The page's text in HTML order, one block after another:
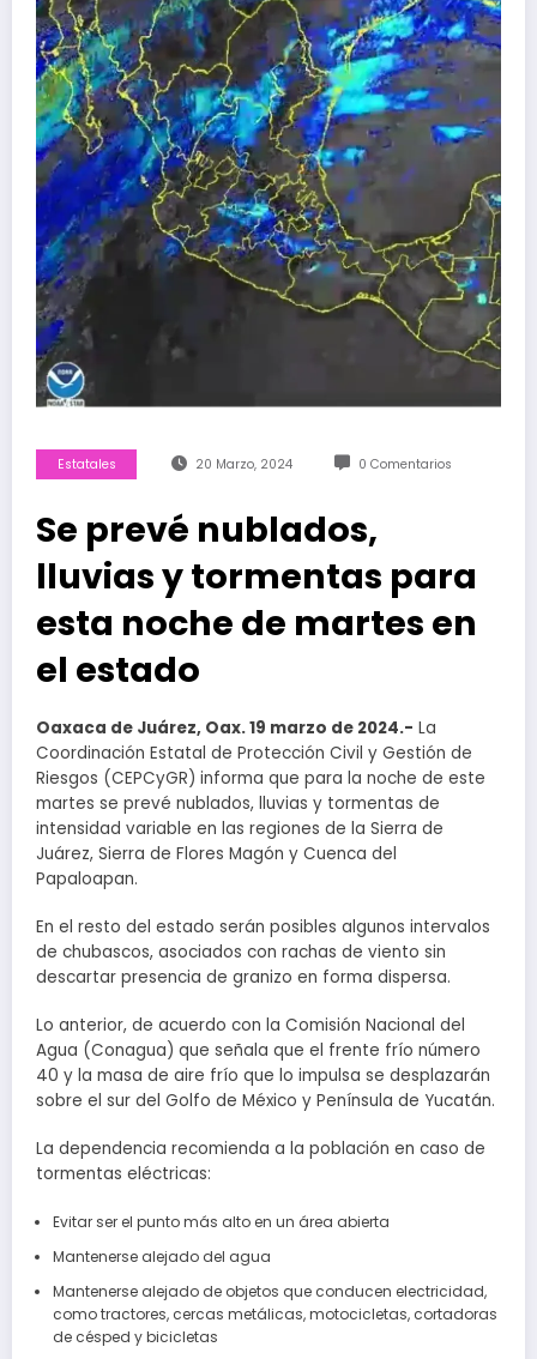
Estatales 20 Marzo, 2024 0 Comentarios
Se prevé nublados,
lluvias y tormentas para
esta noche de martes en
el estado
Oaxaca de Juárez, Oax. 19 marzo de 2024.- La
Coordinación Estatal de Protección Civil y Gestión de
Riesgos (CEPCyGR) informa que para la noche de este
martes se prevé nublados, lluvias y tormentas de
intensidad variable en las regiones de la Sierra de
Juárez, Sierra de Flores Magón y Cuenca del
Papaloapan.
En el resto del estado serán posibles algunos intervalos
de chubascos, asociados con rachas de viento sin
descartar presencia de granizo en forma dispersa.
Lo anterior, de acuerdo con la Comisión Nacional del
Agua (Conagua) que señala que el frente frío número
40 y la masa de aire frío que lo impulsa se desplazarán
sobre el sur del Golfo de México y Península de Yucatán.
La dependencia recomienda a la población en caso de
tormentas eléctricas:
Evitar ser el punto más alto en un área abierta
Mantenerse alejado del agua
Mantenerse alejado de objetos que conducen electricidad,
como tractores, cercas metálicas, motocicletas, cortadoras
de césped y bicicletas